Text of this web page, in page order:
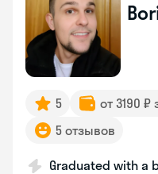
5 от 3190 ₽
5 отзывов
Graduated with a